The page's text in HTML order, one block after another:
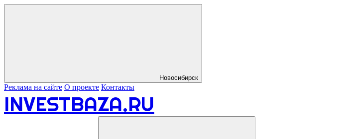
Новосибирск
Реклама на сайте О проекте Контакты
INVESTBAZA.RU